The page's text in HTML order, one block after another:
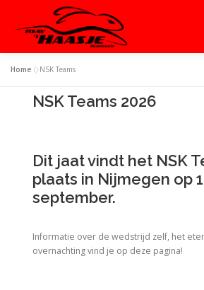
INLOGGEN ENGLISH
Home »NSK Teams
NSK Teams 2026
Dit jaat vindt het NSK
plaats in Nijmegen op
september.
Informatie over de wedstrijd zelf, het
overnachting vind je op deze pagina!